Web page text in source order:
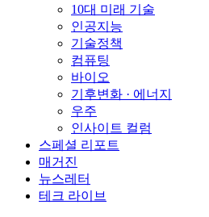
10대 미래 기술
인공지능
기술정책
컴퓨팅
바이오
기후변화 · 에너지
우주
인사이트 컬럼
스페셜 리포트
매거진
뉴스레터
테크 라이브